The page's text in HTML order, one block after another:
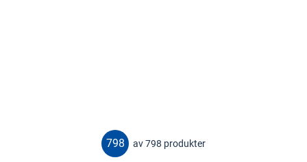
798 av 798 produkter